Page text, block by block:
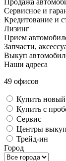
Сервисное и
Кредитование и
Лизинг
Прием
Запчасти,
Выкуп
Наши адреса
49 офисов
Купить
Купить с
Сервис
Центры
Трейд-ин
Город